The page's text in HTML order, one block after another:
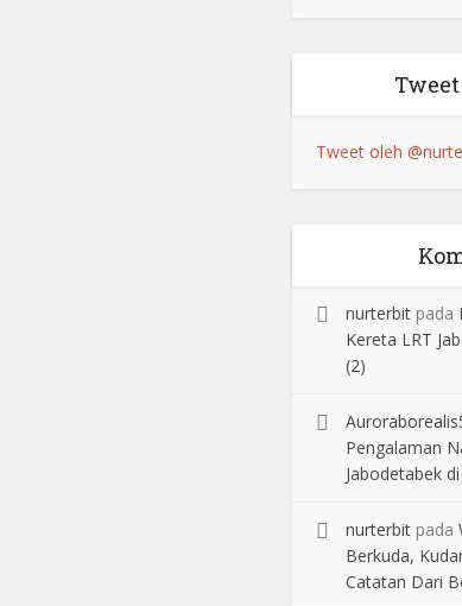
Tweet oleh
nurterbit pada
Kereta LRT
(2)
Pengalaman
Jabodetabek
nurterbit pada
Berkuda,
Catatan Dari